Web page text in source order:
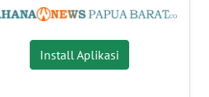
Install Aplikasi